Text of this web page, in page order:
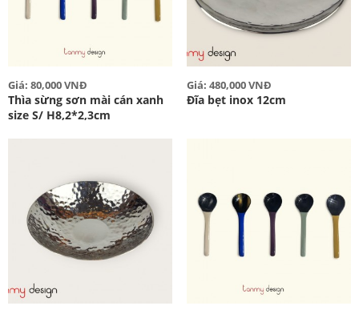
Giá: 80,000 VNĐ
Thìa sừng sơn mài cán xanh
size S/ H8,2*2,3cm
Giá: 480,000 VNĐ
Đĩa bẹt inox 12cm